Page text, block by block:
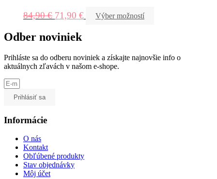
84,90€ 71,90 € Výber možností
Odber noviniek
Prihláste sa do odberu noviniek a získajte najnovšie info o
aktuálnych zľavách v našom e-shope.
Prihlásiť sa
Informácie
O nás
Kontakt
Obľúbené produkty
Stav objednávky
Môj účet